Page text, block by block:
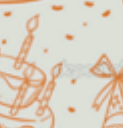
O Algodão Doce
foi fundado em
propósito de
satisfação,
dos sonhos de pais
se tornar uma